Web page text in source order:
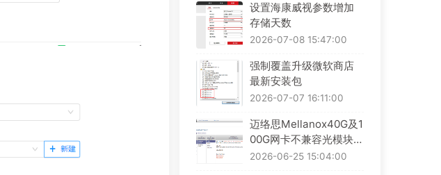
设置海康威视参数增加
存储天数
2026-07-08 15:47:00
强制覆盖升级微软商店
最新安装包
2026-07-07 16:11:00
迈络思Mellanox40G及1
00G网卡不兼容光模块解
决办法
2026-06-25 15:04:00